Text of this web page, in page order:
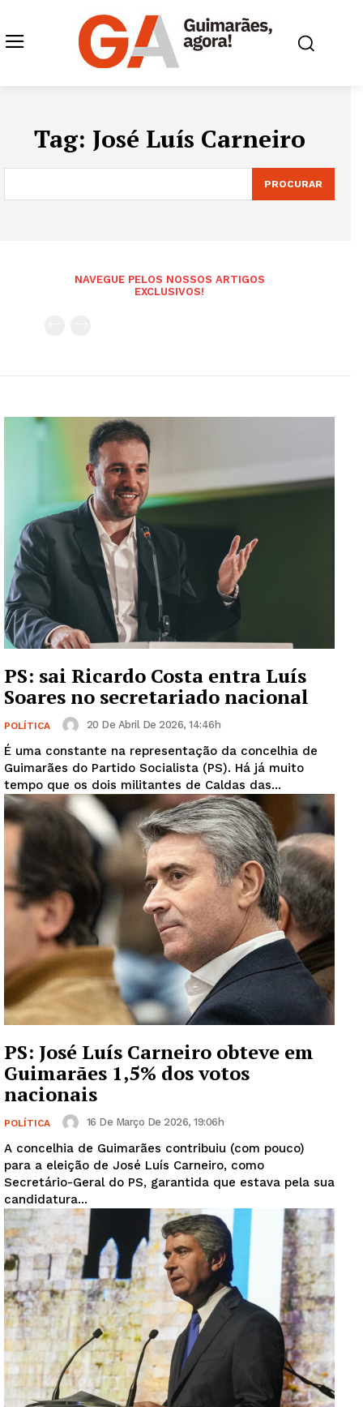
Tag: José Luís Carneiro
PROCURAR
NAVEGUE PELOS NOSSOS ARTIGOS
EXCLUSIVOS!
PS: sai Ricardo Costa entra Luís
Soares no secretariado nacional
POLÍTICA 20 De Abril De 2026, 14:46h
É uma constante na representação da concelhia de
Guimarães do Partido Socialista (PS). Há já muito
tempo que os dois militantes de Caldas das...
PS: José Luís Carneiro obteve em
Guimarães 1,5% dos votos
nacionais
POLÍTICA 16 De Março De 2026, 19:06h
A concelhia de Guimarães contribuiu (com pouco)
para a eleição de José Luís Carneiro, como
Secretário-Geral do PS, garantida que estava pela sua
candidatura...